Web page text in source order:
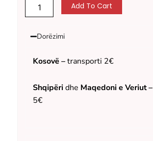
Add To Cart
Dorëzimi
Kosovë –transporti 2€
Shqipëridhe Maqedoni e Veriut –
5€